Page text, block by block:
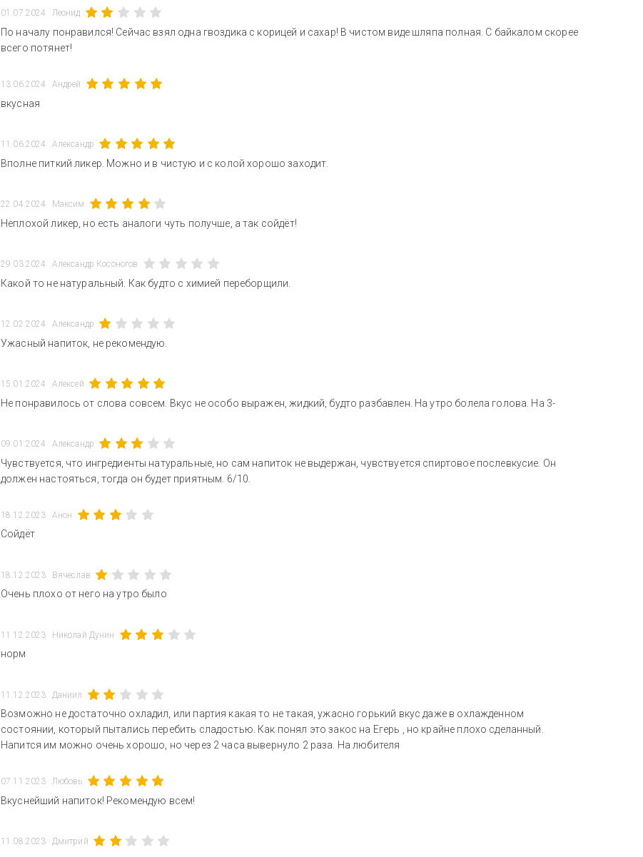
01.07.2024 Леонид
По началу понравился! Сейчас взял одна гвоздика с корицей и сахар! В чистом виде шляпа полная. С байкалом скорее
всего потянет!
13.06.2024 Андрей
вкусная
11.06.2024 Александр
Вполне питкий ликер. Можно и в чистую и с колой хорошо заходит.
22.04.2024 Максим
Неплохой ликер, но есть аналоги чуть получше, а так сойдёт!
29.03.2024 Александр Косоногов
Какой то не натуральный. Как будто с химией переборщили.
12.02.2024 Александр
Ужасный напиток, не рекомендую.
15.01.2024 Алексей
Не понравилось от слова совсем. Вкус не особо выражен, жидкий, будто разбавлен. На утро болела голова. На 3-
09.01.2024 Александр
Чувствуется, что ингредиенты натуральные, но сам напиток не выдержан, чувствуется спиртовое послевкусие. Он
должен настояться, тогда он будет приятным. 6/10.
18.12.2023 Анон
Сойдёт
18.12.2023 Вячеслав
Очень плохо от него на утро было
11.12.2023 Николай Дунин
норм
11.12.2023 Даниил
Возможно не достаточно охладил, или партия какая то не такая, ужасно горький вкус даже в охлажденном
состоянии, который пытались перебить сладостью. Как понял это закос на Егерь , но крайне плохо сделанный.
Напится им можно очень хорошо, но через 2 часа вывернуло 2 раза. На любителя
07.11.2023 Любовь
Вкуснейший напиток! Рекомендую всем!
11.08.2023 Дмитрий